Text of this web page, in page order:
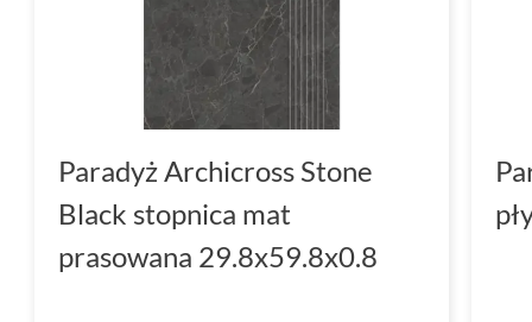
Paradyż Archicross Stone
Black stopnica mat
prasowana 29.8x59.8x0.8